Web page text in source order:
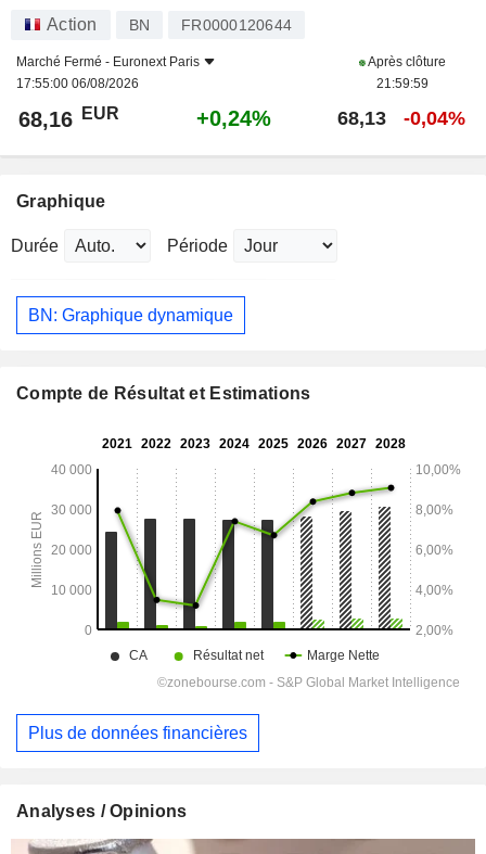
Action BN FR0000120644
Marché Fermé - Euronext Paris
17:55:00 06/08/2026
Après clôture
21:59:59
68,16 EUR +0,24% 68,13 -0,04%
Graphique
Durée Période
BN: Graphique dynamique
Compte de Résultat et Estimations
Plus de données financières
Analyses / Opinions